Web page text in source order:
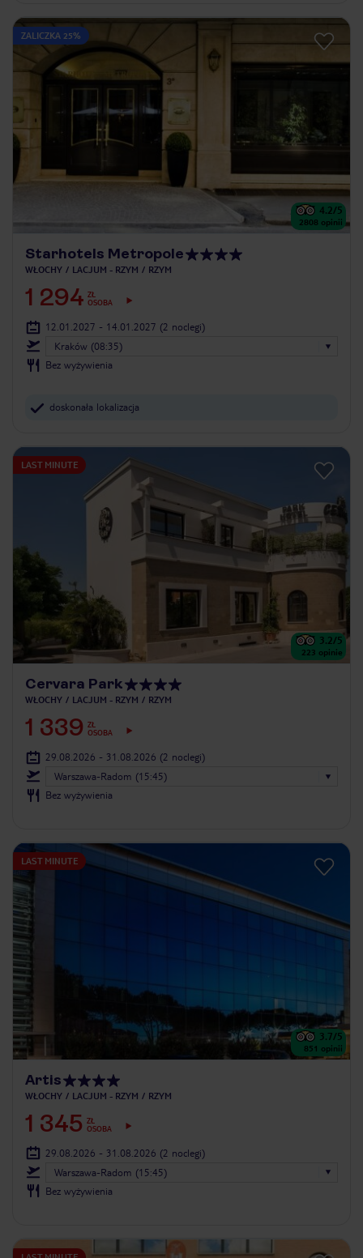
ZALICZKA 25%
4.2/5
2808 opinii
Starhotels Metropole
WŁOCHY LACJUM - RZYM RZYM
1 294 ZŁ
OSOBA
12.01.2027 - 14.01.2027 (2 noclegi)
Kraków (08:35)
Bez wyżywienia
doskonała lokalizacja
LAST MINUTE
3.2/5
223 opinie
Cervara Park
WŁOCHY LACJUM - RZYM RZYM
1 339 ZŁ
OSOBA
29.08.2026 - 31.08.2026 (2 noclegi)
Warszawa-Radom (15:45)
Bez wyżywienia
LAST MINUTE
3.7/5
851 opinii
Artis
WŁOCHY LACJUM - RZYM RZYM
1 345 ZŁ
OSOBA
29.08.2026 - 31.08.2026 (2 noclegi)
Warszawa-Radom (15:45)
Bez wyżywienia